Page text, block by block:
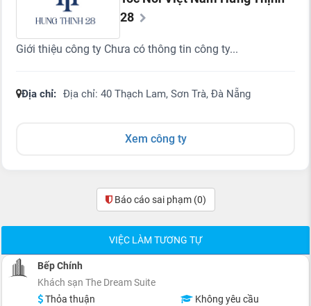
28
Giới thiệu công ty Chưa có thông tin công ty...
Địa chỉ: Địa chỉ: 40 Thạch Lam, Sơn Trà, Đà Nẵng
Xem công ty
Báo cáo sai phạm (0)
VIỆC LÀM TƯƠNG TỰ
Bếp Chính
Khách sạn The Dream Suite
Thỏa thuận
Không yêu cầu